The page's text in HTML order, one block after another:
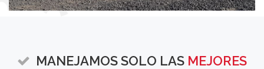
MANEJAMOS SOLO LAS MEJORES